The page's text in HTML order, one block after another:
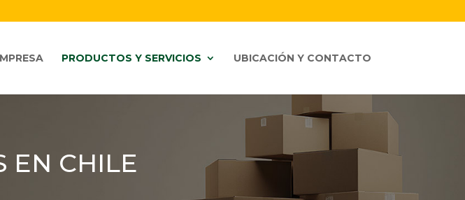
PRODUCTOS Y SERVICIOS UBICACIÓN Y CONTACTO
EN CHILE